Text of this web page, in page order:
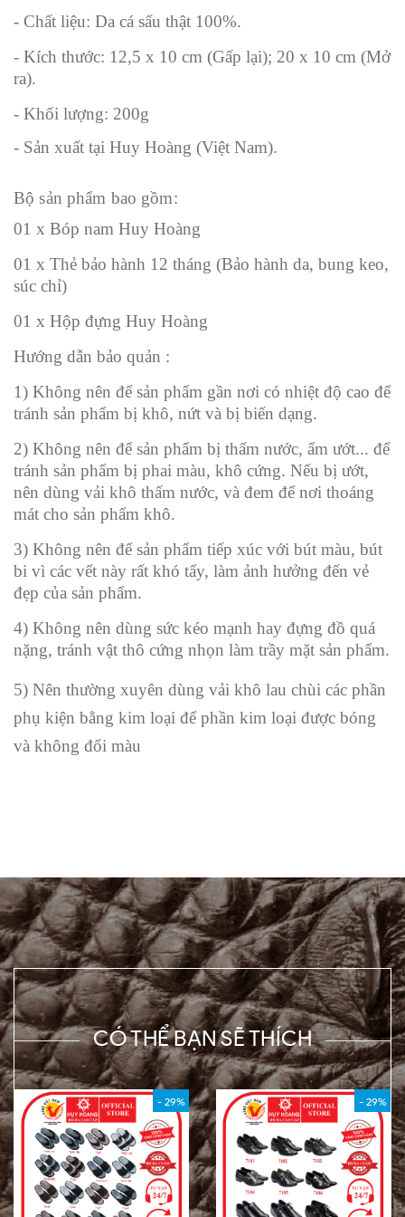
- Chất liệu: Da cá sấu thật 100%.
- Kích thước: 12,5 x 10 cm (Gấp lại); 20 x 10 cm (Mở
ra).
- Khối lượng: 200g
- Sản xuất tại Huy Hoàng (Việt Nam).
Bộ sản phẩm bao gồm:
01 x Bóp nam Huy Hoàng
01 x Thẻ bảo hành 12 tháng (Bảo hành da, bung keo,
súc chỉ)
01 x Hộp đựng Huy Hoàng
Hướng dẫn bảo quản :
1) Không nên để sản phẩm gần nơi có nhiệt độ cao để
tránh sản phẩm bị khô, nứt và bị biến dạng.
2) Không nên để sản phẩm bị thấm nước, ẩm ướt... để
tránh sản phẩm bị phai màu, khô cứng. Nếu bị ướt,
nên dùng vải khô thấm nước, và đem để nơi thoáng
mát cho sản phẩm khô.
3) Không nên để sản phẩm tiếp xúc với bút màu, bút
bi vì các vết này rất khó tẩy, làm ảnh hưởng đến vẻ
đẹp của sản phẩm.
4) Không nên dùng sức kéo mạnh hay đựng đồ quá
nặng, tránh vật thô cứng nhọn làm trầy mặt sản phẩm.
5) Nên thường xuyên dùng vải khô lau chùi các phần
phụ kiện bằng kim loại để phần kim loại được bóng
và không đổi màu
CÓ THỂ BẠN SẼ THÍCH
- 29% - 29%